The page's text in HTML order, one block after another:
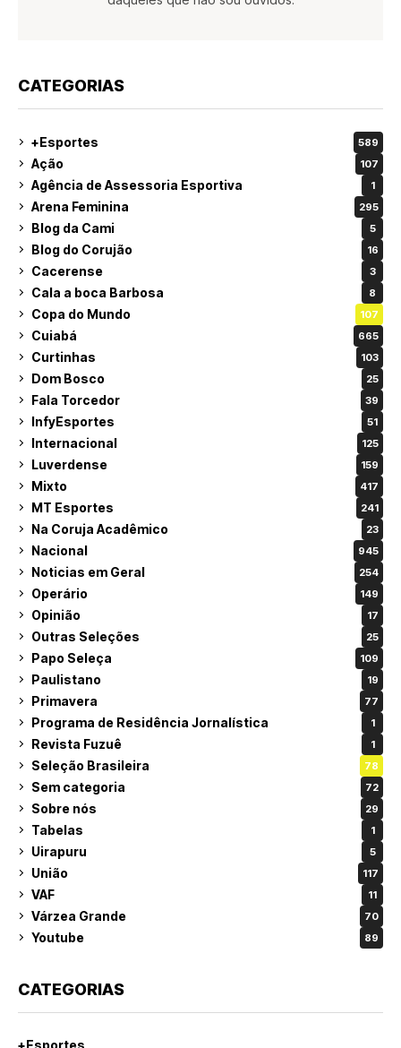
CATEGORIAS
+Esportes 589
Ação 107
Agência de Assessoria Esportiva 1
Arena Feminina 295
Blog da Cami 5
Blog do Corujão 16
Cacerense 3
Cala a boca Barbosa 8
Copa do Mundo 107
Cuiabá 665
Curtinhas 103
Dom Bosco 25
Fala Torcedor 39
InfyEsportes 51
Internacional 125
Luverdense 159
Mixto 417
MT Esportes 241
Na Coruja Acadêmico 23
Nacional 945
Noticias em Geral 254
Operário 149
Opinião 17
Outras Seleções 25
Papo Seleça 109
Paulistano 19
Primavera 77
Programa de Residência Jornalística 1
Revista Fuzuê 1
Seleção Brasileira 78
Sem categoria 72
Sobre nós 29
Tabelas 1
Uirapuru 5
União 117
VAF 11
Várzea Grande 70
Youtube 89
CATEGORIAS
+Esportes